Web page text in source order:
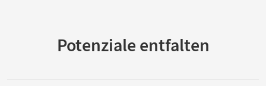
Potenziale entfalten